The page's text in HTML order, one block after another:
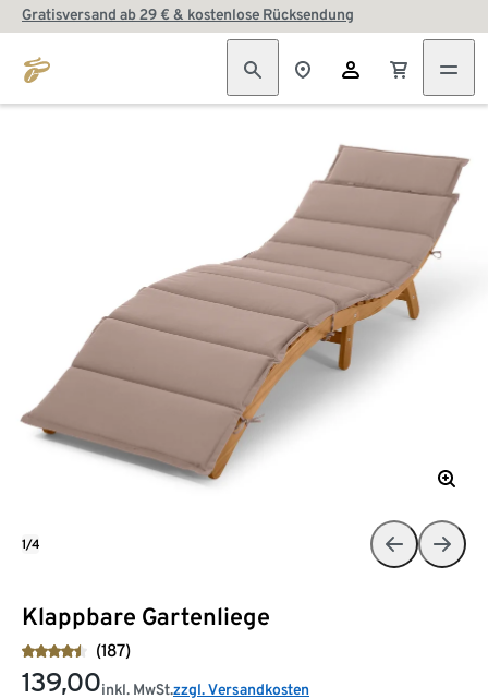
Gratisversand ab 29 € & kostenlose Rücksendung
Klappbare Gartenliege
(187)
139,00inkl. MwSt.zzgl. Versandkosten
1/4